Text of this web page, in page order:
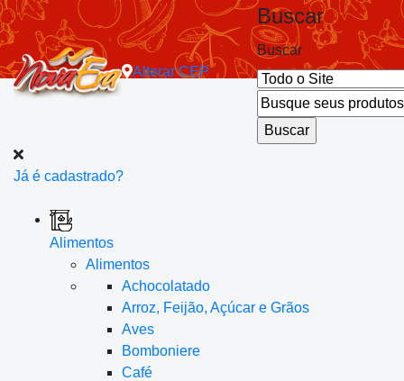
AlterarCEP
Buscar
Buscar
Já é cadastrado?
Alimentos
Alimentos
Achocolatado
Arroz, Feijão, Açúcar e Grãos
Aves
Bomboniere
Café